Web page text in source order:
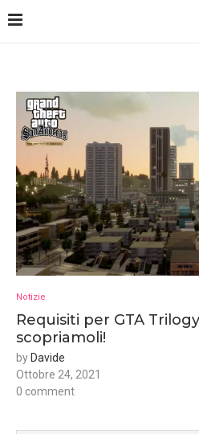
Notizie
Requisiti per GTA
scopriamoli!
by Davide
Ottobre 24, 2021
0 comment